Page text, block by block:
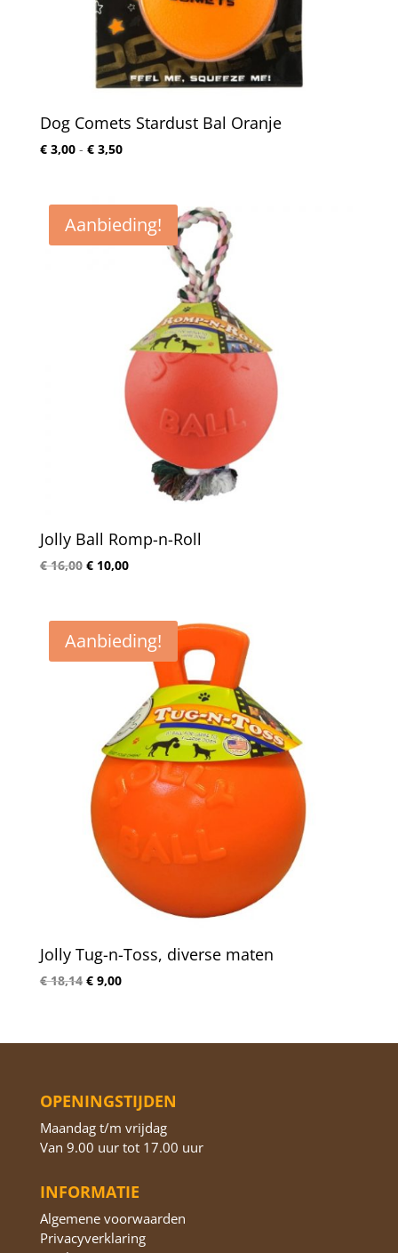
Dog Comets Stardust Bal Oranje
€3,00 - €3,50Prijsklasse:
€ 3,50
Aanbieding!
Jolly Ball Romp-n-Roll
€16,00 Oorspronkelijke
€ 16,00.
€10,00Huidige
€ 10,00.
Aanbieding!
Jolly Tug-n-Toss, diverse maten
€18,14 Oorspronkelijke
€ 18,14.
€9,00Huidige
€ 9,00.
OPENINGSTIJDEN
Maandag t/m vrijdag
Van 9.00 uur tot 17.00 uur
INFORMATIE
Algemene voorwaarden
Privacyverklaring